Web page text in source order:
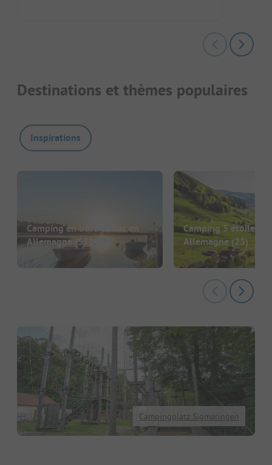
Destinations et thèmes populaires
Inspirations
Camping en bord de lac en
Allemagne (551)
Camping 5 étoiles en
Allemagne (23)
Campingplatz Sigmaringen